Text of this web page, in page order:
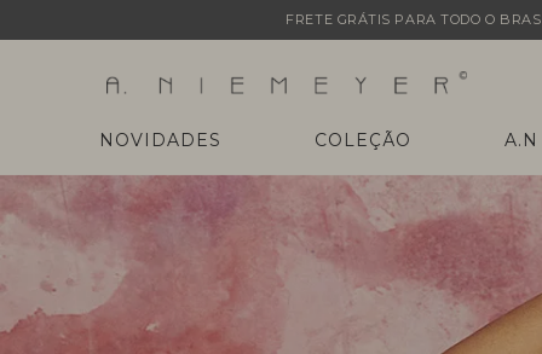
FRETE GRÁTIS PARA TODO O
NOVIDADES COLEÇÃO